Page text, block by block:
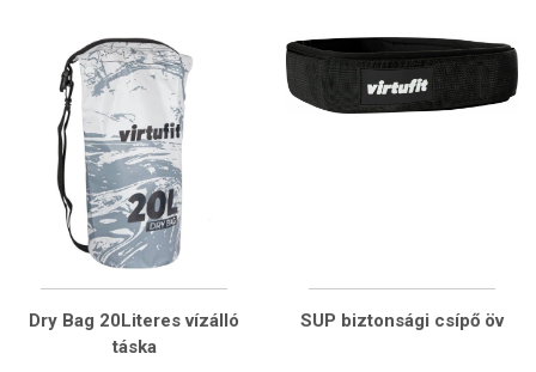
Dry Bag 20Literes vízálló
táska
SUP biztonsági csípő öv